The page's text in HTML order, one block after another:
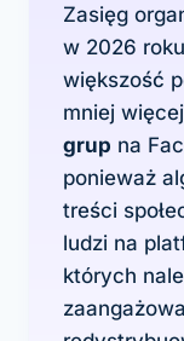
Zasięg
w 2026
większość
mniej
grup na
ponieważ
treści
ludzi na
których